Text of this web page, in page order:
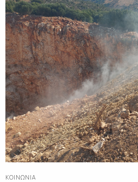
ΚΟΙΝΩΝΊΑ